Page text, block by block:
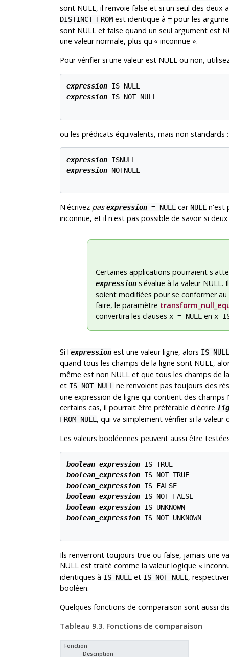
sont NULL, il renvoie false et si un seul des
DISTINCT FROMest identique à =pour les
sont NULL et false quand un seul argument est
une valeur normale, plus qu'« inconnue ».
Pour vérifier si une valeur est NULL ou non,
expression
expression IS NOT NULL
ou les prédicats équivalents, mais non standards :
expression
expression NOTNULL
N'écrivez pas expression= NULLcar NULLn'est
inconnue, et il n'est pas possible de savoir si
Certaines applications pourraient
expression s'évalue à la valeur
soient modifiées pour se conformer
faire, le paramètre
convertira les clauses x = NULL en x
Si l'expressionest une valeur ligne, alors IS NULL
quand tous les champs de la ligne sont NULL,
même est non NULL et que tous les champs de
et IS NOT NULL ne renvoient pas toujours des
une expression de ligne qui contient des
certains cas, il pourrait être préférable d'écrire
FROM NULL , qui va simplement vérifier si la valeur
Les valeurs booléennes peuvent aussi être
boolean_expression
boolean_expression
boolean_expression
boolean_expression
boolean_expression
boolean_expression IS NOT UNKNOWN
Ils renverront toujours true ou false, jamais une
NULL est traité comme la valeur logique «
identiques à IS NULL et IS NOT NULL ,
booléen.
Quelques fonctions de comparaison sont aussi
Tableau 9.3. Fonctions de comparaison
Fonction
Description